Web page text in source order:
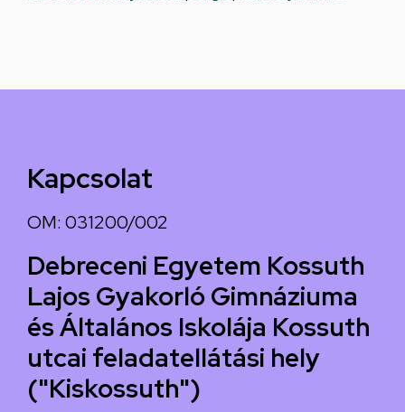
Kapcsolat
OM: 031200/002
Debreceni Egyetem Kossuth
Lajos Gyakorló Gimnáziuma
és Általános Iskolája Kossuth
utcai feladatellátási hely
("Kiskossuth")